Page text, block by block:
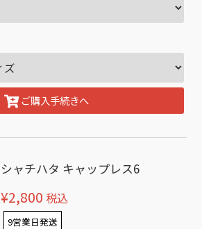
ご購入手続きへ
シャチハタ キャップレス6
¥2,800 税込
9営業日発送